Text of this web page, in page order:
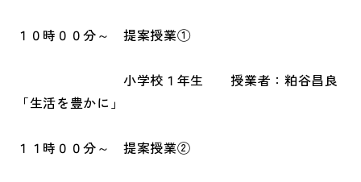
１０時００分～ 提案授業①
小学校１年生 授業者：粕谷昌良
「生活を豊かに」
１１時００分～ 提案授業②